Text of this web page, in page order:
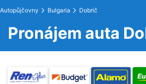
Autopůjčovny Bulgaria Dobrič
Pronájem auta